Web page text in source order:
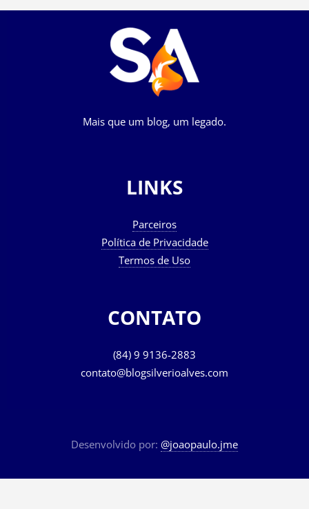
Mais que um blog, um legado.
LINKS
Parceiros
Política de Privacidade
Termos de Uso
CONTATO
(84) 9 9136-2883
contato@blogsilverioalves.com
Desenvolvido por: @joaopaulo.jme